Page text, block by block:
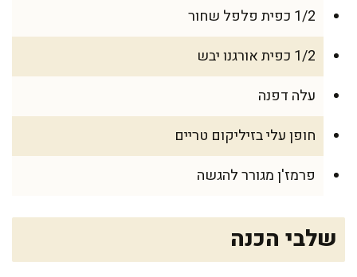
1/2 כפית פלפל שחור
1/2 כפית אורגנו יבש
עלה דפנה
חופן עלי בזיליקום טריים
פרמז'ן מגורר להגשה
שלבי הכנה